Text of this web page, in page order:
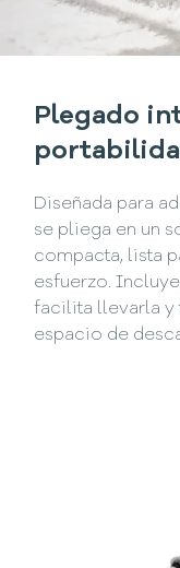
Plegado
Diseñada para
se pliega en un
compacta, lista
esfuerzo.
facilita llevarla y
espacio de